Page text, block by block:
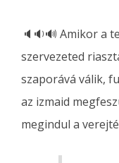
🔈🔉🔊 Amikor a
szervezeted
szaporává válik,
az izmaid
megindul a